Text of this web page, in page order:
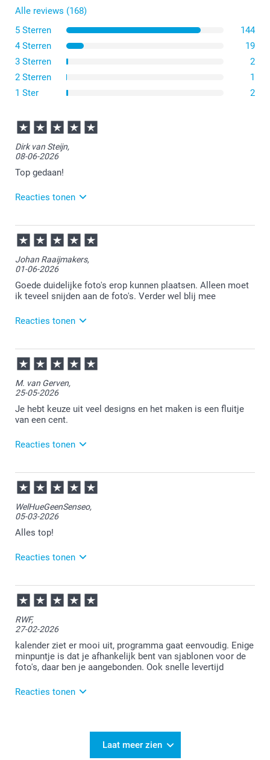
van 21 x 29,7 cm.
Voor wie op zoek is naar een originele optie, bieden we
ook een vierkante verjaardagskalender aan van 29 x 29
Alle reviews (168)
5 Sterren
144
4 Sterren
19
3 Sterren
2
2 Sterren
1
1 Ster
2
Dirk van Steijn,
08-06-2026
Top gedaan!
Reacties tonen
09-06-2026
11:11
Bedankt voor je review. Goed om te horen dat je
tevreden bent met je bestelde verjaardagskalender.
Heel veel plezier ervan en we zien je graag nog eens
terug.
Johan Raaijmakers,
01-06-2026
Goede duidelijke foto's erop kunnen plaatsen. Alleen moet
ik teveel snijden aan de foto's. Verder wel blij mee
Reacties tonen
01-06-2026
13:17
Dat is goed te lezen.
Heel veel plezier van de kalender!
M. van Gerven,
25-05-2026
Je hebt keuze uit veel designs en het maken is een fluitje
van een cent.
Reacties tonen
27-05-2026
17:24
Bedankt voor je review. Wat fijn om te lezen dat je
makkelijk overweg kunt met ons
ontwerpprogramma. Heel veel plezier van de
kalender!
WelHueGeenSenseo,
05-03-2026
Alles top!
Reacties tonen
06-03-2026
08:38
Bedankt voor je review. Wat fijn dat je blij bent met je
RWF,
27-02-2026
kalender ziet er mooi uit, programma gaat eenvoudig. Enige
minpuntje is dat je afhankelijk bent van sjablonen voor de
foto's, daar ben je aangebonden. Ook snelle levertijd
Reacties tonen
Bedankt voor je review. Heel fijn dat je blij bent met
Laat meer zien